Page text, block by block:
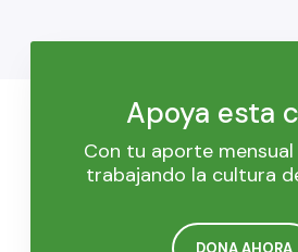
Apoya esta
Con tu aporte
trabajando la cultura